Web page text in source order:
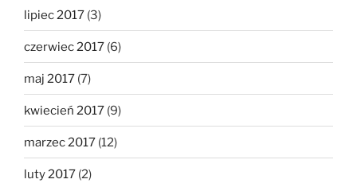
lipiec 2017 (3)
czerwiec 2017 (6)
maj 2017 (7)
kwiecień 2017 (9)
marzec 2017 (12)
luty 2017 (2)